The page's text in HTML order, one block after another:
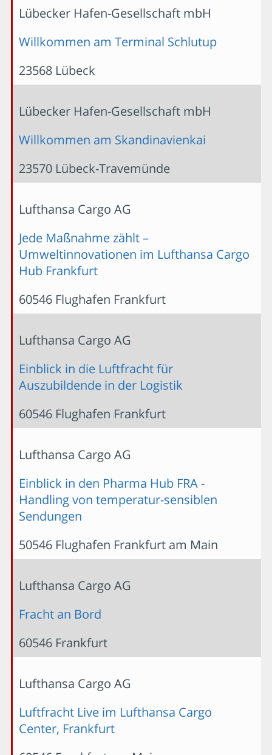
Lübecker Hafen-Gesellschaft mbH
Willkommen am Terminal Schlutup
23568 Lübeck
Lübecker Hafen-Gesellschaft mbH
Willkommen am Skandinavienkai
23570 Lübeck-Travemünde
Lufthansa Cargo AG
Jede Maßnahme zählt –
Umweltinnovationen im Lufthansa Cargo
Hub Frankfurt
60546 Flughafen Frankfurt
Lufthansa Cargo AG
Einblick in die Luftfracht für
Auszubildende in der Logistik
60546 Flughafen Frankfurt
Lufthansa Cargo AG
Einblick in den Pharma Hub FRA -
Handling von temperatur-sensiblen
Sendungen
50546 Flughafen Frankfurt am Main
Lufthansa Cargo AG
Fracht an Bord
60546 Frankfurt
Lufthansa Cargo AG
Luftfracht Live im Lufthansa Cargo
Center, Frankfurt